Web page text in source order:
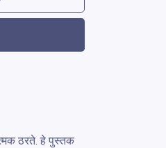
ठरते. हे पुस्तक